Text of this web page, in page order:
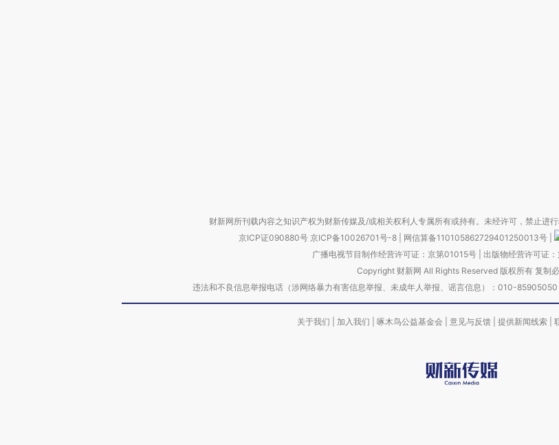
财新网所刊载内容之知识产权为财新传媒及/或相关权利人专属所有或持有。未经许可，禁止进
京ICP证090880号 京ICP备10026701号-8 网信算备110105862729401250013号
广播电视节目制作经营许可证：京第01015号| 出版物经营许可证
Copyright 财新网 All Rights Reserved 版权所有 复制
违法和不良信息举报电话（涉网络暴力有害信息举报、未成年人举报、谣言信息）：010-
关于我们 加入我们 啄木鸟公益基金会 意见与反馈 提供新闻线索